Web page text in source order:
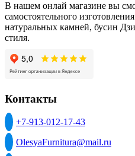
В нашем онлай магазине вы
самостоятельного
натуральных камней, бусин
стиля.
Контакты
+7-913-012-17-43
OlesyaFurnitura@mail.ru